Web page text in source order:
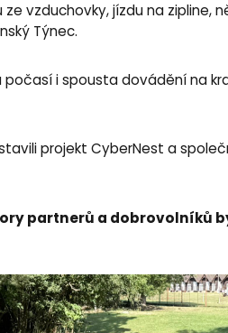
vzduchovky, jízdu na zipline,
Týnec.
i spousta dovádění na
projekt CyberNest a
partnerů a dobrovolníků